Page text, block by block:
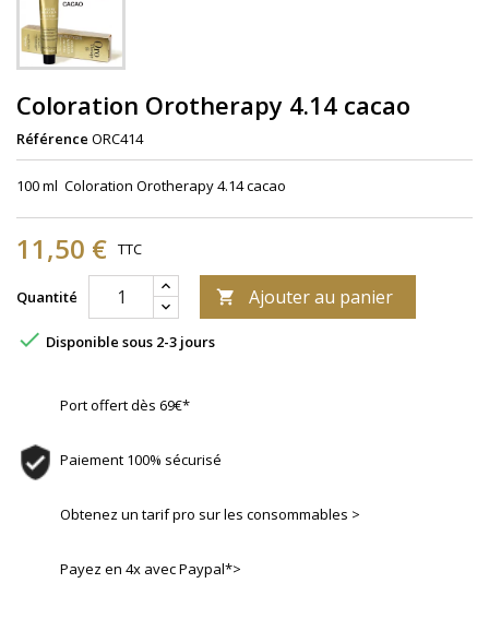
Coloration Orotherapy 4.14 cacao
Référence ORC414
100 ml Coloration Orotherapy 4.14 cacao
11,50 € TTC
Quantité  Ajouter au panier
 Disponible sous 2-3 jours
Port offert dès 69€*
Paiement 100% sécurisé
Obtenez un tarif pro sur les consommables >
Payez en 4x avec Paypal*>